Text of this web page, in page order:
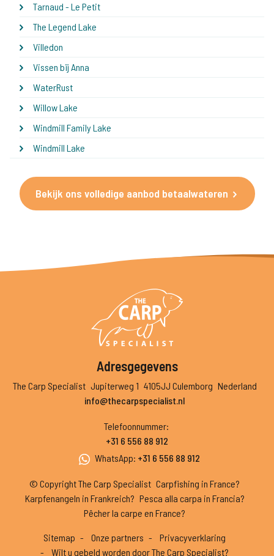
Tarnaud - Le Petit
The Legend Lake
Villedon
Vissen bij Anna
WaterRust
Willow Lake
Windmill Family Lake
Windmill Lake
Bekijk ons volledige aanbod betaalwateren
Adresgegevens
The Carp Specialist Jupiterweg 1 4105JJ Culemborg Nederland
info@thecarpspecialist.nl
Telefoonnummer:
+31 6 556 88 912
WhatsApp: +31 6 556 88 912
© Copyright The Carp Specialist Carpfishing in France?
Karpfenangeln in Frankreich? Pesca alla carpa in Francia?
Pêcher la carpe en France?
Sitemap Onze partners
Privacyverklaring
Wilt u gebeld worden door The Carp Specialist?